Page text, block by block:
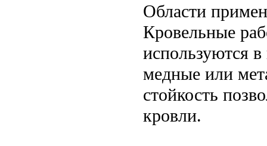
Области
Кровельные
используются
медные или
стойкость
кровли.